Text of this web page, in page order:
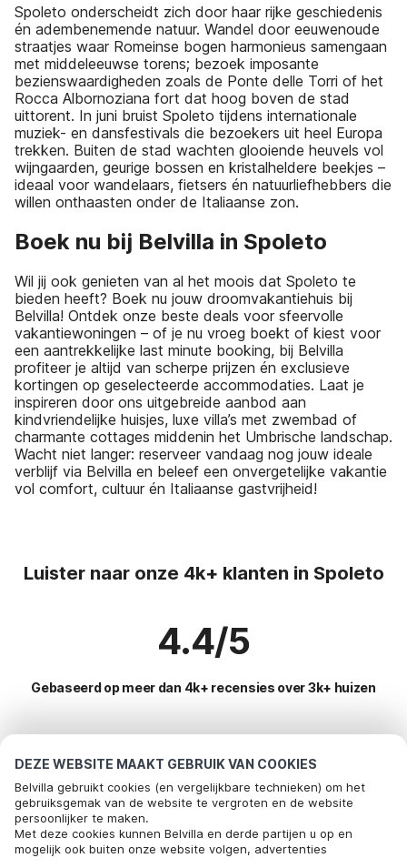
DEZE WEBSITE MAAKT GEBRUIK VAN COOKIES
Belvilla gebruikt cookies (en vergelijkbare technieken) om het
gebruiksgemak van de website te vergroten en de website
persoonlijker te maken.
Met deze cookies kunnen Belvilla en derde partijen u op en
mogelijk ook buiten onze website volgen, advertenties
Spoleto onderscheidt zich door haar rijke geschiedenis
én adembenemende natuur. Wandel door eeuwenoude
straatjes waar Romeinse bogen harmonieus samengaan
met middeleeuwse torens; bezoek imposante
bezienswaardigheden zoals de Ponte delle Torri of het
Rocca Albornoziana fort dat hoog boven de stad
uittorent. In juni bruist Spoleto tijdens internationale
muziek- en dansfestivals die bezoekers uit heel Europa
trekken. Buiten de stad wachten glooiende heuvels vol
wijngaarden, geurige bossen en kristalheldere beekjes –
ideaal voor wandelaars, fietsers én natuurliefhebbers die
willen onthaasten onder de Italiaanse zon.
Boek nu bij Belvilla in Spoleto
Wil jij ook genieten van al het moois dat Spoleto te
bieden heeft? Boek nu jouw droomvakantiehuis bij
Belvilla! Ontdek onze beste deals voor sfeervolle
vakantiewoningen – of je nu vroeg boekt of kiest voor
een aantrekkelijke last minute booking, bij Belvilla
profiteer je altijd van scherpe prijzen én exclusieve
kortingen op geselecteerde accommodaties. Laat je
inspireren door ons uitgebreide aanbod aan
kindvriendelijke huisjes, luxe villa’s met zwembad of
charmante cottages middenin het Umbrische landschap.
Wacht niet langer: reserveer vandaag nog jouw ideale
verblijf via Belvilla en beleef een onvergetelijke vakantie
vol comfort, cultuur én Italiaanse gastvrijheid!
Luister naar onze 4k+ klanten in Spoleto
4.4/5
Gebaseerd op meer dan 4k+ recensies over 3k+ huizen
Meest populaire bestemmingen voor
vakantie
Top steden met top voorzieningen voor vakantie
Kindvriendelijke vakantiehuizen spoleto
Populaire voorzieningen voor vakantie in Spoleto